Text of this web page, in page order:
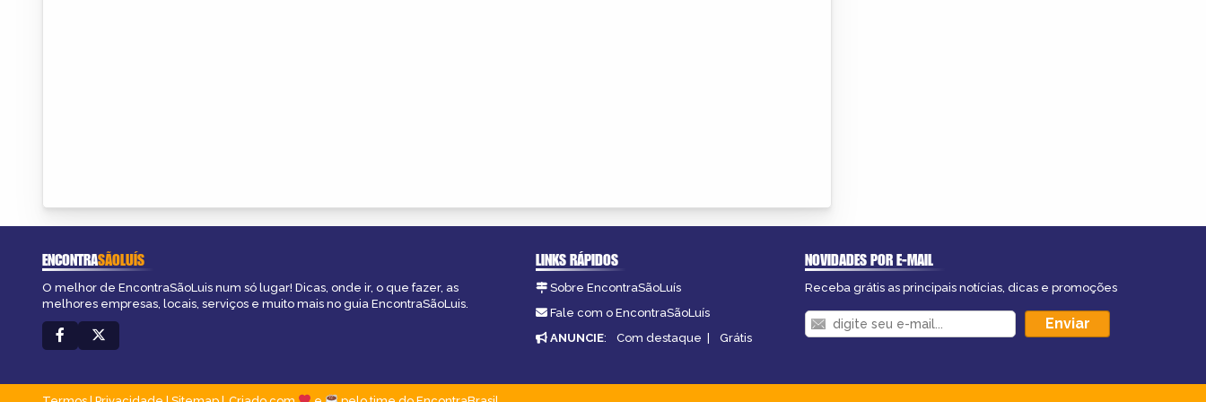
ENCONTRASÃOLUÍS
O melhor de EncontraSãoLuis num só lugar! Dicas, onde ir, o que fazer, as
melhores empresas, locais, serviços e muito mais no guia EncontraSãoLuis.
LINKS RÁPIDOS
Sobre EncontraSãoLuís
Fale com o EncontraSãoLuís
ANUNCIE: Com destaque | Grátis
NOVIDADES POR E-MAIL
Receba grátis as principais notícias, dicas e promoções